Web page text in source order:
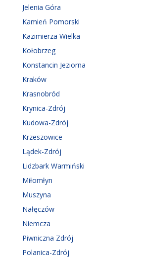
Jelenia Góra
Kamień Pomorski
Kazimierza Wielka
Kołobrzeg
Konstancin Jeziorna
Kraków
Krasnobród
Krynica-Zdrój
Kudowa-Zdrój
Krzeszowice
Lądek-Zdrój
Lidzbark Warmiński
Miłomłyn
Muszyna
Nałęczów
Niemcza
Piwniczna Zdrój
Polanica-Zdrój